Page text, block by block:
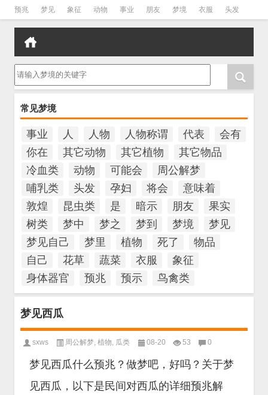
预兆 梦见 象征 动物 事业 朋友 梦境 衣服 头发
孕妇 孩子 吵架 房子
常见梦境
事业 人 人物 人物称谓 代表
会有
你在
其它动物 其它植物
其它物品
冷血类
动物 可能会
周公解梦
哺乳类
头发 孕妇 将会
意味着
敦煌
昆虫类 是 暗示 朋友
果实
树类
梦中 梦之 梦到 梦境
梦见
梦见自己
梦里 植物 死了
物品
自己
花草 蔬菜 衣服
象征
身体器官
预兆 预示 鸟禽类
梦见西瓜
sxws 周公解梦, 植物, 瓜类 08-20 53 0
梦见西瓜什么预兆？做梦吧，好吗？关于梦
见西瓜，以下是民间对西瓜的详细预兆解